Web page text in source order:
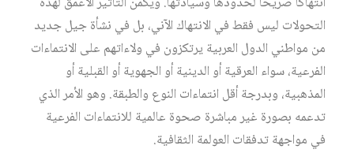
التحولات ليس فقط في الانتهاك الآني، بل في نشأة جيل جديد
من مواطني الدول العربية يرتكزون في ولاءاتهم على الانتماءات
الفرعية، سواء العرقية أو الدينية أو الجهوية أو القبلية أو
المذهبية، وبدرجة أقل انتماءات النوع والطبقة. وهو الأمر الذي
تدعمه بصورة غير مباشرة صحوة عالمية للانتماءات الفرعية
في مواجهة تدفقات العولمة الثقافية.